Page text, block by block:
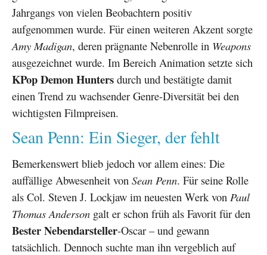
Jahrgangs von vielen Beobachtern positiv
aufgenommen wurde. Für einen weiteren Akzent sorgte
Amy Madigan, deren prägnante Nebenrolle in Weapons
ausgezeichnet wurde. Im Bereich Animation setzte sich
KPop Demon Hunters durch und bestätigte damit
einen Trend zu wachsender Genre-Diversität bei den
wichtigsten Filmpreisen.
Sean Penn: Ein Sieger, der fehlt
Bemerkenswert blieb jedoch vor allem eines: Die
auffällige Abwesenheit von Sean Penn. Für seine Rolle
als Col. Steven J. Lockjaw im neuesten Werk von Paul
Thomas Anderson galt er schon früh als Favorit für den
Bester Nebendarsteller-Oscar – und gewann
tatsächlich. Dennoch suchte man ihn vergeblich auf